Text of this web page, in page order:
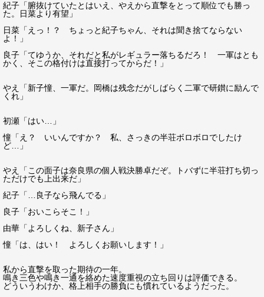
紀子「腑抜けていたとはいえ、やえから直撃をとって順位でも勝っ
た。日菜より有望」
日菜「えっ！？ ちょっと紀子ちゃん、それは聞き捨てならない
よ！」
良子「てゆうか、それだと私がレギュラー落ちるだろ！ 一軍はとも
かく、そこの格付けは直接打ってからだ！」
やえ「新子憧、一軍だ。岡橋は残念だがしばらく二軍で研鑚に励んで
くれ」
初瀬「はい…」
憧「え？ いいんですか？ 私、さっきの半荘ボロボロでしたけ
ど…」
やえ「この面子は奈良県の個人戦決勝卓だぞ。トバずに半荘打ち切っ
ただけでも上出来だ」
紀子「…良子なら飛んでる」
良子「おいこらそこ！」
由華「よろしくね、新子さん」
憧「は、はい！ よろしくお願いします！」
私から直撃を取った期待の一年。
鳴き三色や鳴き一通を絡めた速度重視の立ち回りは評価できる。
どういうわけか、格上相手の勝負にも慣れているようだった。